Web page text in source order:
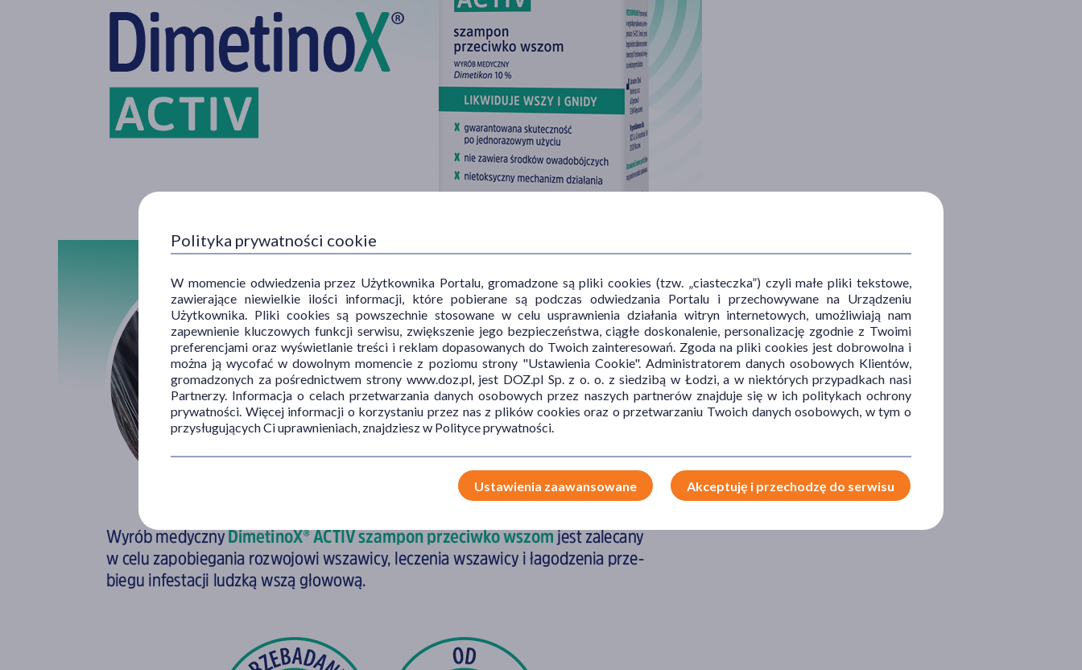
Polityka prywatności cookie
W momencie odwiedzenia przez Użytkownika Portalu, gromadzone są pliki cookies (tzw. „ciasteczka”) czyli małe pliki tekstowe,
zawierające niewielkie ilości informacji, które pobierane są podczas odwiedzania Portalu i przechowywane na Urządzeniu
Użytkownika. Pliki cookies są powszechnie stosowane w celu usprawnienia działania witryn internetowych, umożliwiają nam
zapewnienie kluczowych funkcji serwisu, zwiększenie jego bezpieczeństwa, ciągłe doskonalenie, personalizację zgodnie z Twoimi
preferencjami oraz wyświetlanie treści i reklam dopasowanych do Twoich zainteresowań. Zgoda na pliki cookies jest dobrowolna i
można ją wycofać w dowolnym momencie z poziomu strony "Ustawienia Cookie". Administratorem danych osobowych Klientów,
gromadzonych za pośrednictwem strony www.doz.pl, jest DOZ.pl Sp. z o. o. z siedzibą w Łodzi, a w niektórych przypadkach nasi
Partnerzy. Informacja o celach przetwarzania danych osobowych przez naszych partnerów znajduje się w ich politykach ochrony
prywatności. Więcej informacji o korzystaniu przez nas z plików cookies oraz o przetwarzaniu Twoich danych osobowych, w tym o
przysługujących Ci uprawnieniach, znajdziesz w Polityce prywatności.
Ustawienia zaawansowane Akceptuję i przechodzę do serwisu